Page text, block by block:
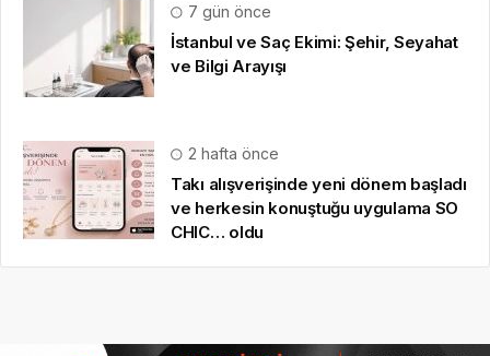
7 gün önce
İstanbul ve Saç Ekimi: Şehir, Seyahat
ve Bilgi Arayışı
2 hafta önce
Takı alışverişinde yeni dönem başladı
ve herkesin konuştuğu uygulama SO
CHIC… oldu